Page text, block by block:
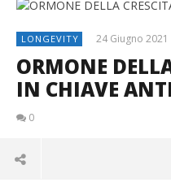
LONGEVITY 24 Giugno 2021
ORMONE
IN CHIAVE
0